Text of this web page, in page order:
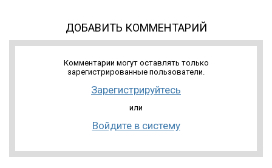
ДОБАВИТЬ КОММЕНТАРИЙ
Комментарии могут оставлять только
зарегистрированные пользователи.
Зарегистрируйтесь
или
Войдите в систему